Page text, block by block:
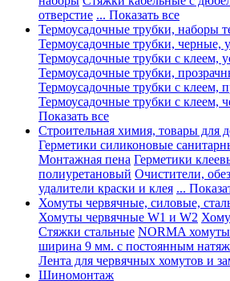
отверстие ... Показать все
Термоусадочные трубки, наборы
Термоусадочные трубки, черные,
Термоусадочные трубки с клеем,
Термоусадочные трубки,
Термоусадочные трубки с клеем,
Термоусадочные трубки с клеем,
Показать все
Строительная химия, товары для
Герметики силиконовые
Монтажная пена Герметики
полиуретановый Очистители,
удалители краски и клея ...
Хомуты червячные, силовые,
Хомуты червячные W1 и W2
Стяжки стальные NORMA
ширина 9 мм. с постоянным
Лента для червячных хомутов и
Шиномонтаж